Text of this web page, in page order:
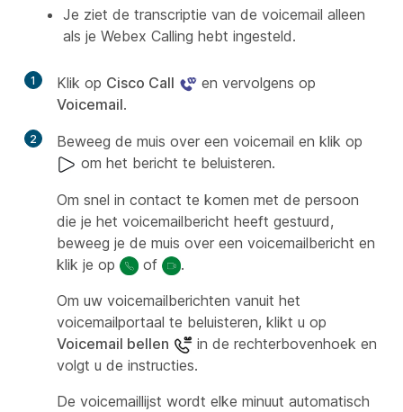
Je ziet de transcriptie van de voicemail alleen
als je Webex Calling hebt ingesteld.
1 Klik op Cisco Call
en vervolgens op
Voicemail.
2
Beweeg de muis over een voicemail en klik op
om het bericht te beluisteren.
Om snel in contact te komen met de persoon
die je het voicemailbericht heeft gestuurd,
beweeg je de muis over een voicemailbericht en
klik je op
of .
Om uw voicemailberichten vanuit het
voicemailportaal te beluisteren, klikt u op
Voicemail bellen
in de rechterbovenhoek en
volgt u de instructies.
De voicemaillijst wordt elke minuut automatisch